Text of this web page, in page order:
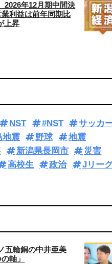
2026年12月期中間決
利益は前年同期比
上昇
NST #NST
サッカ
地震 野球
地震
新潟県長岡市
災害
高校生 政治 Jリー
五輪銅の中井亜美
軸」